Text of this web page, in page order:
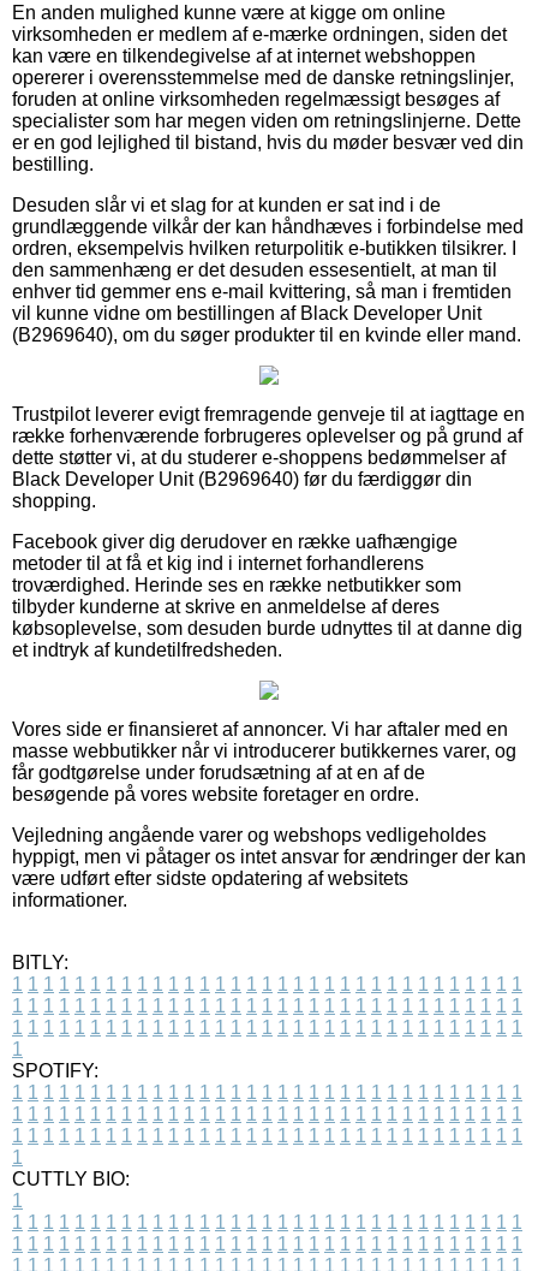
En anden mulighed kunne være at kigge om online
virksomheden er medlem af e-mærke ordningen, siden det
kan være en tilkendegivelse af at internet webshoppen
opererer i overensstemmelse med de danske retningslinjer,
foruden at online virksomheden regelmæssigt besøges af
specialister som har megen viden om retningslinjerne. Dette
er en god lejlighed til bistand, hvis du møder besvær ved din
bestilling.
Desuden slår vi et slag for at kunden er sat ind i de
grundlæggende vilkår der kan håndhæves i forbindelse med
ordren, eksempelvis hvilken returpolitik e-butikken tilsikrer. I
den sammenhæng er det desuden essesentielt, at man til
enhver tid gemmer ens e-mail kvittering, så man i fremtiden
vil kunne vidne om bestillingen af Black Developer Unit
(B2969640), om du søger produkter til en kvinde eller mand.
Trustpilot leverer evigt fremragende genveje til at iagttage en
række forhenværende forbrugeres oplevelser og på grund af
dette støtter vi, at du studerer e-shoppens bedømmelser af
Black Developer Unit (B2969640) før du færdiggør din
shopping.
Facebook giver dig derudover en række uafhængige
metoder til at få et kig ind i internet forhandlerens
troværdighed. Herinde ses en række netbutikker som
tilbyder kunderne at skrive en anmeldelse af deres
købsoplevelse, som desuden burde udnyttes til at danne dig
et indtryk af kundetilfredsheden.
Vores side er finansieret af annoncer. Vi har aftaler med en
masse webbutikker når vi introducerer butikkernes varer, og
får godtgørelse under forudsætning af at en af de
besøgende på vores website foretager en ordre.
Vejledning angående varer og webshops vedligeholdes
hyppigt, men vi påtager os intet ansvar for ændringer der kan
være udført efter sidste opdatering af websitets
informationer.
BITLY:
1 1 1 1 1 1 1 1 1 1 1 1 1 1 1 1 1 1 1 1 1 1 1 1 1 1 1 1 1 1 1 1 1
1 1 1 1 1 1 1 1 1 1 1 1 1 1 1 1 1 1 1 1 1 1 1 1 1 1 1 1 1 1 1 1 1
1 1 1 1 1 1 1 1 1 1 1 1 1 1 1 1 1 1 1 1 1 1 1 1 1 1 1 1 1 1 1 1 1
1
SPOTIFY:
1 1 1 1 1 1 1 1 1 1 1 1 1 1 1 1 1 1 1 1 1 1 1 1 1 1 1 1 1 1 1 1 1
1 1 1 1 1 1 1 1 1 1 1 1 1 1 1 1 1 1 1 1 1 1 1 1 1 1 1 1 1 1 1 1 1
1 1 1 1 1 1 1 1 1 1 1 1 1 1 1 1 1 1 1 1 1 1 1 1 1 1 1 1 1 1 1 1 1
1
CUTTLY BIO:
1
1 1 1 1 1 1 1 1 1 1 1 1 1 1 1 1 1 1 1 1 1 1 1 1 1 1 1 1 1 1 1 1 1
1 1 1 1 1 1 1 1 1 1 1 1 1 1 1 1 1 1 1 1 1 1 1 1 1 1 1 1 1 1 1 1 1
1 1 1 1 1 1 1 1 1 1 1 1 1 1 1 1 1 1 1 1 1 1 1 1 1 1 1 1 1 1 1 1 1